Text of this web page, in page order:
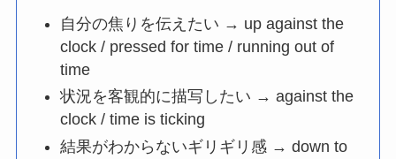
自分の焦りを伝えたい → up against the
clock / pressed for time / running out of
time
状況を客観的に描写したい → against the
clock / time is ticking
結果がわからないギリギリ感 → down to